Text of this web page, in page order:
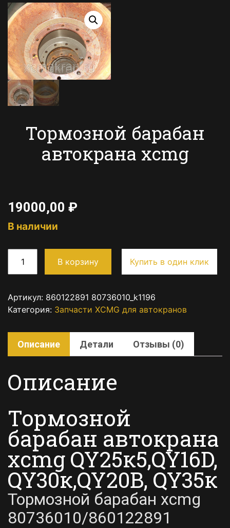
Тормозной барабан
автокрана xcmg
19000,00 ₽
В наличии
В корзину Купить в один клик
Артикул: 860122891 80736010_k1196
Категория: Запчасти XCMG для автокранов
Описание Детали Отзывы (0)
Описание
Тормозной
барабан автокрана
xcmg QY25к5,QY16D,
QY30к,QY20B, QY35к
Тормозной барабан xcmg
80736010/860122891